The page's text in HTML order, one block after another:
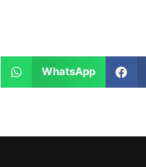
WhatsApp